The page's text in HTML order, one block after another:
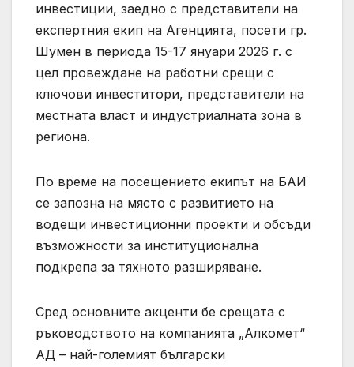
инвестиции, заедно с представители на
експертния екип на Агенцията, посети гр.
Шумен в периода 15-17 януари 2026 г. с
цел провеждане на работни срещи с
ключови инвеститори, представители на
местната власт и индустриалната зона в
региона.
По време на посещението екипът на БАИ
се запозна на място с развитието на
водещи инвестиционни проекти и обсъди
възможности за институционална
подкрепа за тяхното разширяване.
Сред основните акценти бе срещата с
ръководството на компанията „Алкомет“
АД – най-големият български